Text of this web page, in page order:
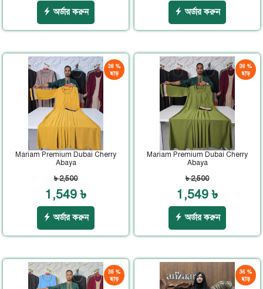
অর্ডার করুন অর্ডার করুন
38 %
ছাড়
Mariam Premium Dubai Cherry
Abaya
৳ 2,500
1,549 ৳
অর্ডার করুন
38 %
ছাড়
Mariam Premium Dubai Cherry
Abaya
৳ 2,500
1,549 ৳
অর্ডার করুন
38 %
ছাড়
36 %
ছাড়